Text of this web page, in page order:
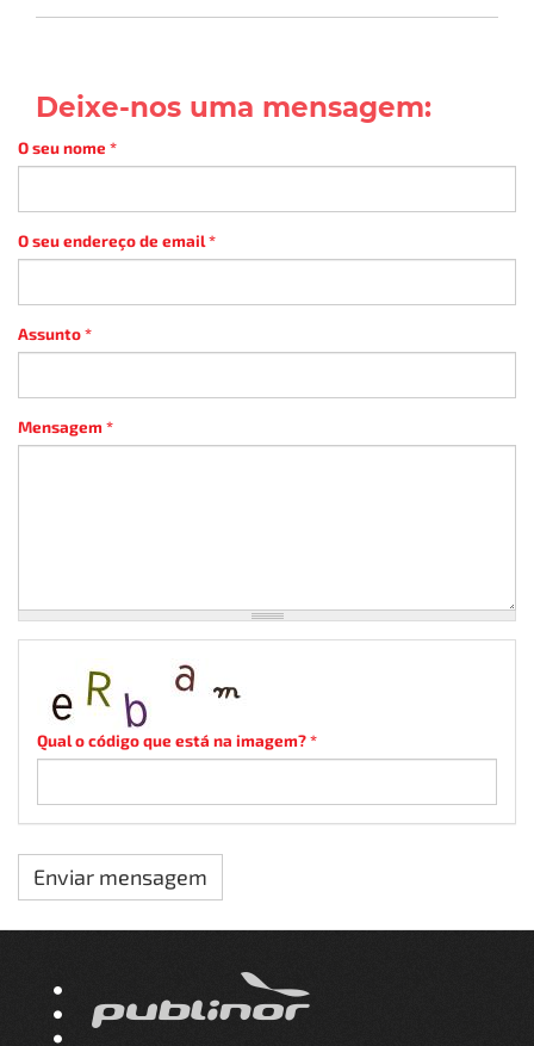
Deixe-nos uma mensagem:
O seu nome *
O seu endereço de email*
Assunto*
Mensagem*
Qual o código que está na imagem?*
Enviar mensagem